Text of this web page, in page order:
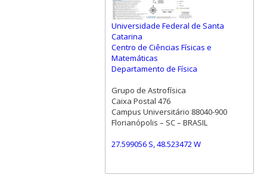
Universidade Federal de Santa
Catarina
Centro de Ciências Físicas e
Matemáticas
Departamento de Física
Grupo de Astrofísica
Caixa Postal 476
Campus Universitário 88040-900
Florianópolis – SC – BRASIL
27.599056 S, 48.523472 W